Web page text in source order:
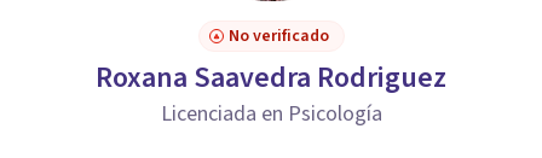
No verificado
Roxana Saavedra Rodriguez
Licenciada en Psicología